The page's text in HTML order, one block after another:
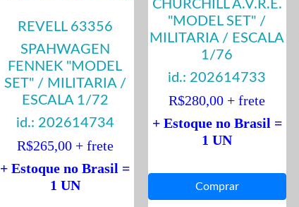
REVELL 63356
SPAHWAGEN
FENNEK "MODEL
SET" / MILITARIA /
ESCALA 1/72
id.: 202614734
R$265,00 + frete
+ Estoque no Brasil =
1 UN
CHURCHILL A.V.R.E.
"MODEL SET" /
MILITARIA / ESCALA
1/76
id.: 202614733
R$280,00 + frete
+ Estoque no Brasil =
1 UN